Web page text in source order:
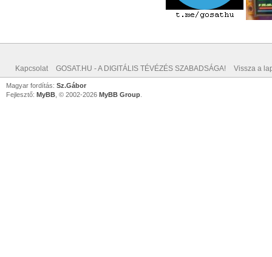
Kapcsolat GOSAT.HU - A DIGITÁLIS TÉVÉZÉS SZABADSÁGA! Vissza a
Magyar fordítás: Sz.Gábor
Fejlesztő: MyBB , © 2002-2026 MyBB Group